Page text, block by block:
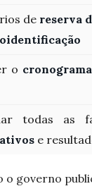
de reserva
o cronograma
todas as
e
o governo